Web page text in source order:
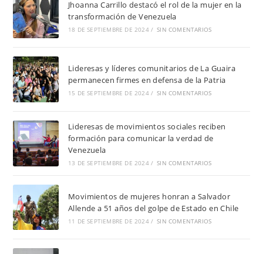
Jhoanna Carrillo destacó el rol de la mujer en la
transformación de Venezuela
18 DE SEPTIEMBRE DE 2024 / SIN COMENTARIOS
Lideresas y líderes comunitarios de La Guaira
permanecen firmes en defensa de la Patria
15 DE SEPTIEMBRE DE 2024 / SIN COMENTARIOS
Lideresas de movimientos sociales reciben
formación para comunicar la verdad de
Venezuela
13 DE SEPTIEMBRE DE 2024 / SIN COMENTARIOS
Movimientos de mujeres honran a Salvador
Allende a 51 años del golpe de Estado en Chile
11 DE SEPTIEMBRE DE 2024 / SIN COMENTARIOS